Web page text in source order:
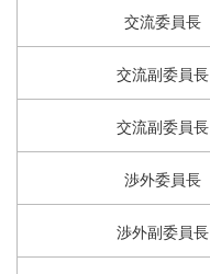
交流委員長
交流副委員長
交流副委員長
渉外委員長
渉外副委員長